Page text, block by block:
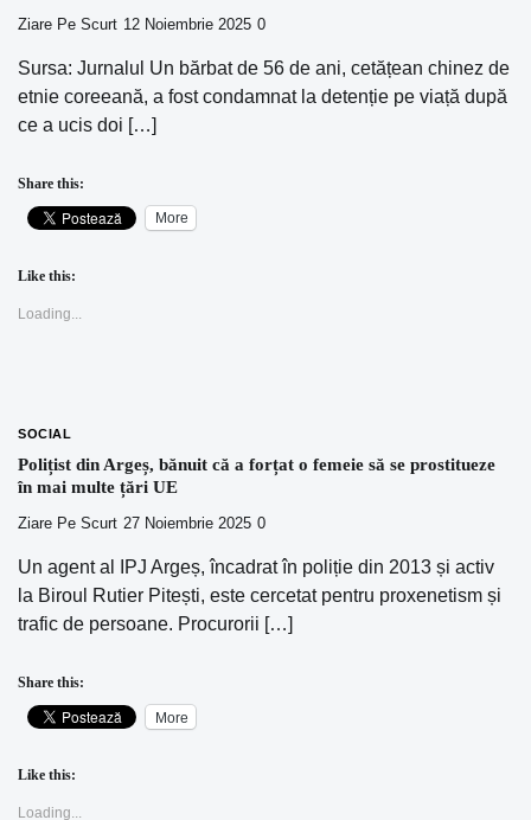
Ziare Pe Scurt 12 Noiembrie 2025 0
Sursa: Jurnalul Un bărbat de 56 de ani, cetățean chinez de
etnie coreeană, a fost condamnat la detenție pe viață după
ce a ucis doi […]
Share this:
More
Like this:
Loading...
SOCIAL
Polițist din Argeș, bănuit că a forțat o femeie să se prostitueze
în mai multe țări UE
Ziare Pe Scurt 27 Noiembrie 2025 0
Un agent al IPJ Argeș, încadrat în poliție din 2013 și activ
la Biroul Rutier Pitești, este cercetat pentru proxenetism și
trafic de persoane. Procurorii […]
Share this:
More
Like this:
Loading...